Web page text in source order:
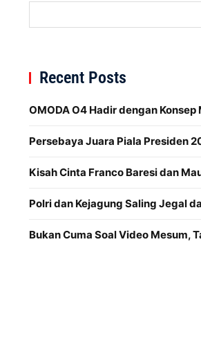
Recent Posts
OMODA O4 Hadir dengan
Persebaya Juara Piala Presiden
Kisah Cinta Franco Baresi dan
Polri dan Kejagung Saling Jegal
Bukan Cuma Soal Video Mesum,